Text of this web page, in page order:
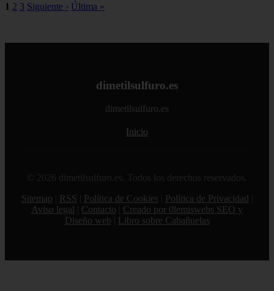
1 2 3 Siguiente › Última »
dimetilsulfuro.es
dimetilsulfuro.es
Inicio
© 2026 dimetilsulfuro.es. Todos los derechos reservados.
Sitemap
RSS Política de Cookies Política de Privacidad
Aviso legal
Contacto
Creado por 0lemiswebs SEO y
Diseño web
Libro sobre Cabañuelas